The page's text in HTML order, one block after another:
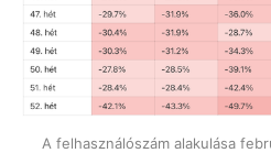
A felhasználószám alakulása